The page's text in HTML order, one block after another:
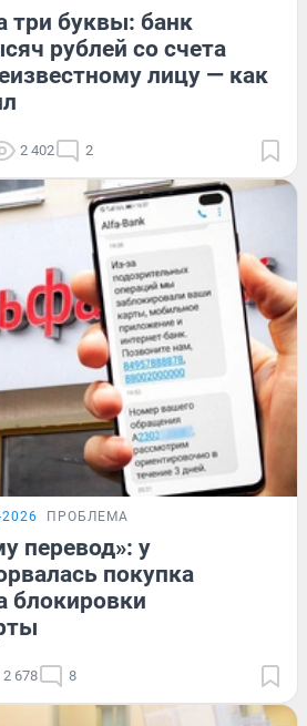
три буквы: банк
рублей со счета
лицу — как
2 402 2
ПРОБЛЕМА
перевод»: у
покупка
блокировки
2 678 8